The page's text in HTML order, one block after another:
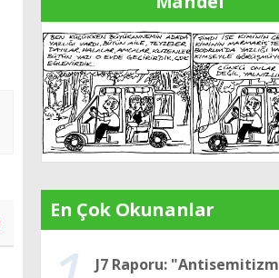
En Çok Okunanlar
J7 Raporu: "Antisemitizm